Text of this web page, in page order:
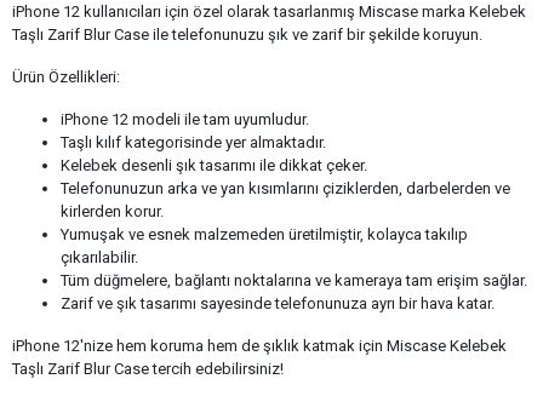
iPhone 12 kullanıcıları için özel olarak tasarlanmış Miscase marka Kelebek
Taşlı Zarif Blur Case ile telefonunuzu şık ve zarif bir şekilde koruyun.
Ürün Özellikleri:
iPhone 12 modeli ile tam uyumludur.
Taşlı kılıf kategorisinde yer almaktadır.
Kelebek desenli şık tasarımı ile dikkat çeker.
Telefonunuzun arka ve yan kısımlarını çiziklerden, darbelerden ve
kirlerden korur.
Yumuşak ve esnek malzemeden üretilmiştir, kolayca takılıp
çıkarılabilir.
Tüm düğmelere, bağlantı noktalarına ve kameraya tam erişim sağlar.
Zarif ve şık tasarımı sayesinde telefonunuza ayrı bir hava katar.
iPhone 12'nize hem koruma hem de şıklık katmak için Miscase Kelebek
Taşlı Zarif Blur Case tercih edebilirsiniz!